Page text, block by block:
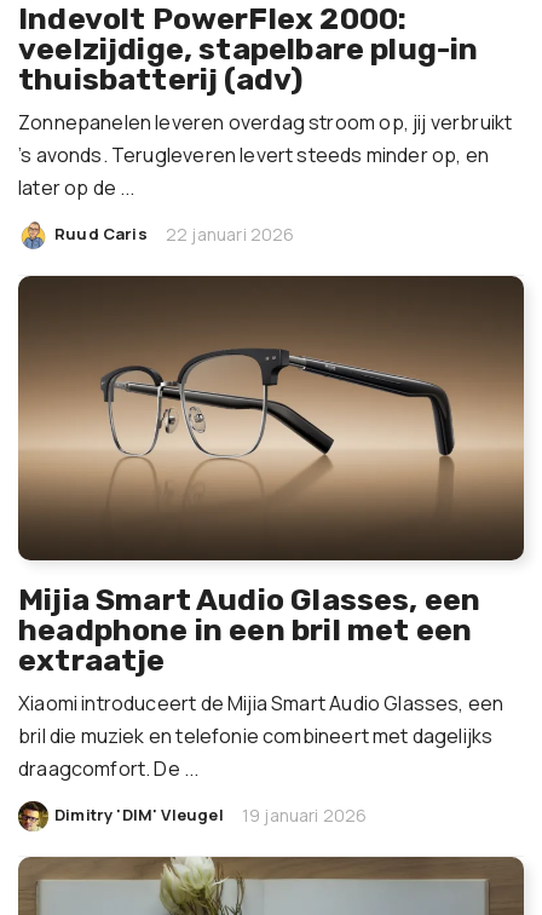
Indevolt PowerFlex 2000:
veelzijdige, stapelbare plug-in
thuisbatterij (adv)
Zonnepanelen leveren overdag stroom op, jij verbruikt
’s avonds. Terugleveren levert steeds minder op, en
later op de ...
Ruud Caris 22 januari 2026
Mijia Smart Audio Glasses, een
headphone in een bril met een
extraatje
Xiaomi introduceert de Mijia Smart Audio Glasses, een
bril die muziek en telefonie combineert met dagelijks
draagcomfort. De ...
Dimitry 'DIM' Vleugel 19 januari 2026